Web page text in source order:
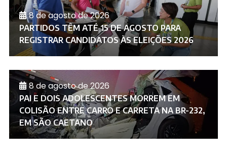
8 de agosto de 2026
PARTIDOS TÊM ATÉ 15 DE AGOSTO PARA
REGISTRAR CANDIDATOS ÀS ELEIÇÕES 2026
8 de agosto de 2026
PAI E DOIS ADOLESCENTES MORREM EM
COLISÃO ENTRE CARRO E CARRETA NA BR-232,
EM SÃO CAETANO